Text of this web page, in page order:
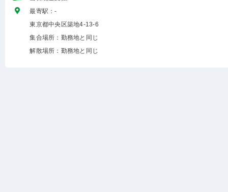
最寄駅：-
東京都中央区築地4-13-6
集合場所：勤務地と同じ
解散場所：勤務地と同じ